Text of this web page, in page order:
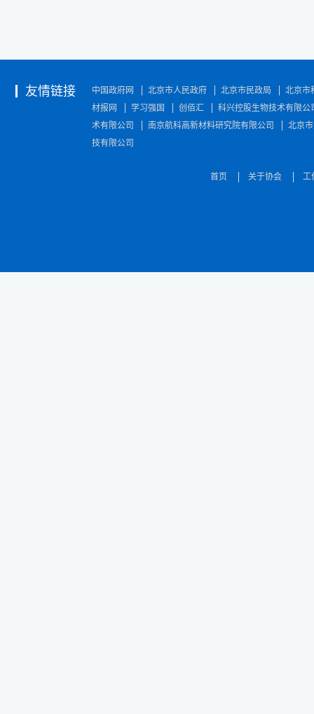
友情链接 中国政府网 北京市人民政府 北京市民政局
北京市
材报网
学习强国 创佰汇
科兴控股生物技术有限公
术有限公司
南京航科高新材料研究院有限公司
北京
技有限公司
首页 关于协会 工